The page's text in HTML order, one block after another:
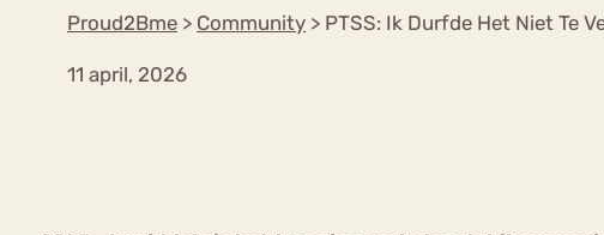
Proud2Bme > Community > PTSS: Ik Durfde Het Niet Te
11 april, 2026